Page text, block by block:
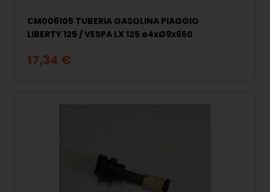
CM006105 TUBERIA GASOLINA PIAGGIO
LIBERTY 125 / VESPA LX 125 ø4xØ9x650
17,34 €